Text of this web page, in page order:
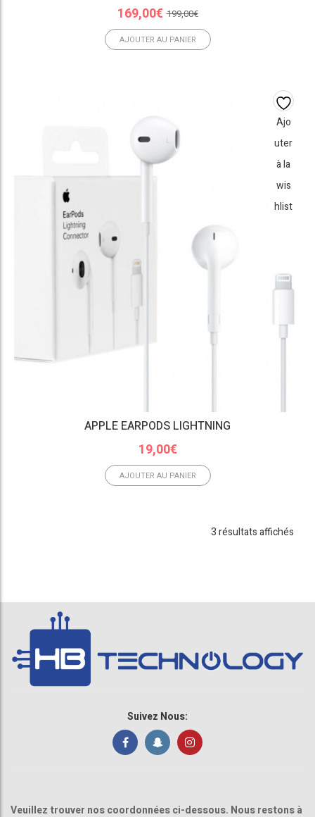
199,00€
Le
prix
initial
169,00€Le
prix
actuel
AJOUTER AU PANIER
Ajo
uter
à la
wis
hlist
APPLE EARPODS LIGHTNING
19,00€
AJOUTER AU PANIER
3 résultats affichés
Suivez Nous:
Veuillez trouver nos coordonnées ci-dessous. Nous restons à